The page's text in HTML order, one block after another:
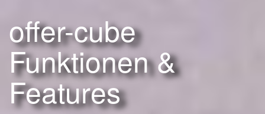
offer-cube
Funktionen &
Features